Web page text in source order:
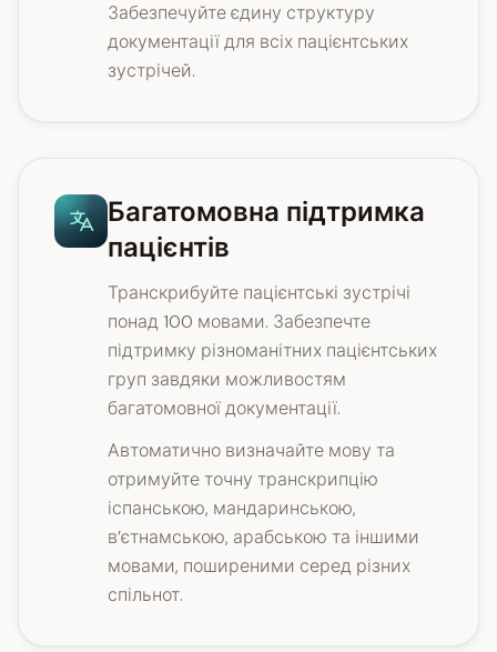
Забезпечуйте єдину структуру
документації для всіх пацієнтських
зустрічей.
Багатомовна підтримка
пацієнтів
Транскрибуйте пацієнтські зустрічі
понад 100 мовами. Забезпечте
підтримку різноманітних пацієнтських
груп завдяки можливостям
багатомовної документації.
Автоматично визначайте мову та
отримуйте точну транскрипцію
іспанською, мандаринською,
в’єтнамською, арабською та іншими
мовами, поширеними серед різних
спільнот.